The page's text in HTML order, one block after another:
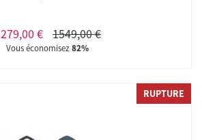
279,00 € 1549,00 €
Vous économisez82%
RUPTURE